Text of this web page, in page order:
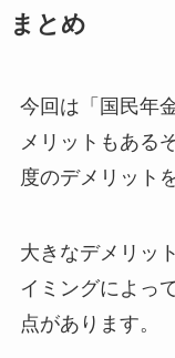
まとめ
今回は「国民年
メリットもある
度のデメリット
大きなデメリッ
イミングによっ
点があります。